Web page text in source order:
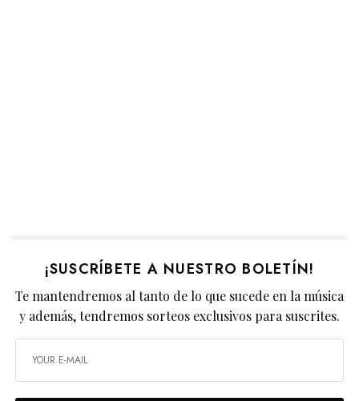
¡SUSCRÍBETE A NUESTRO BOLETÍN!
Te mantendremos al tanto de lo que sucede en la música
y además, tendremos sorteos exclusivos para suscrites.